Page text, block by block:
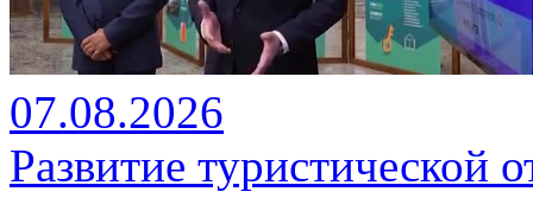
07.08.2026
Развитие туристической